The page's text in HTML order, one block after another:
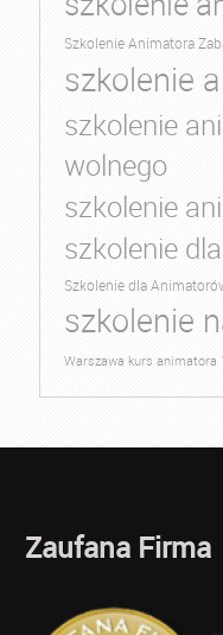
Szkolenie Animatora
szkolenie
szkolenie
wolnego
szkolenie
szkolenie
Szkolenie dla
szkolenie
Warszawa kurs animatora
Zaufana Firma